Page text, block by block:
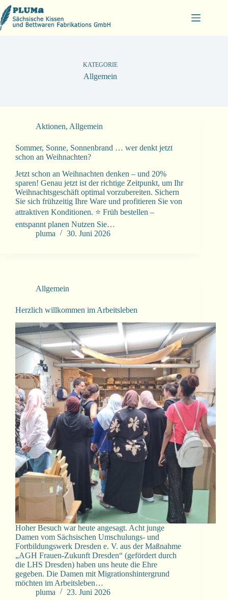
Zum
Inhalt
springen
KATEGORIE
Allgemein
Aktionen, Allgemein
Sommer, Sonne, Sonnenbrand … wer denkt jetzt
schon an Weihnachten?
Jetzt schon an Weihnachten denken – und 20%
sparen! Genau jetzt ist der richtige Zeitpunkt, um Ihr
Weihnachtsgeschäft optimal vorzubereiten. Sichern
Sie sich frühzeitig Ihre Ware und profitieren Sie von
attraktiven Konditionen. ⭐ Früh bestellen –
entspannt planen Nutzen Sie…
pluma
30. Juni 2026
Allgemein
Herzlich willkommen im Arbeitsleben
Hoher Besuch war heute angesagt. Acht junge
Damen vom Sächsischen Umschulungs- und
Fortbildungswerk Dresden e. V. aus der Maßnahme
„AGH Frauen-Zukunft Dresden“ (gefördert durch
die LHS Dresden) haben uns heute die Ehre
gegeben. Die Damen mit Migrationshintergrund
möchten im Arbeitsleben…
pluma
23. Juni 2026